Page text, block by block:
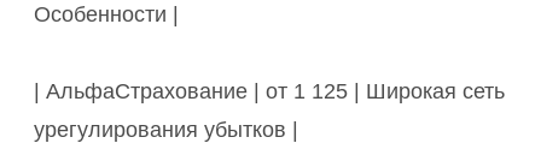
Особенности |
| АльфаСтрахование | от 1 125 | Широкая сеть
урегулирования убытков |